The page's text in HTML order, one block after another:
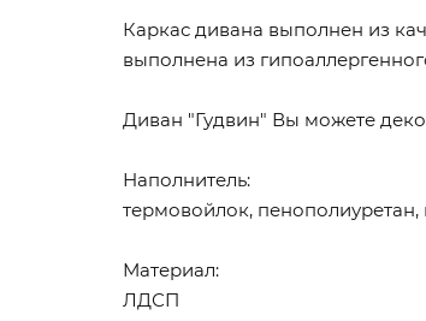
Каркас дивана выполнен из
выполнена из
Диван "Гудвин" Вы можете
Наполнитель:
термовойлок,
Материал:
ЛДСП